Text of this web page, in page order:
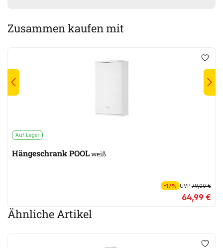
Zusammen kaufen mit
Auf Lager
Hängeschrank POOLweiß
-17% UVP79,00 €
64,99 €
Ähnliche Artikel